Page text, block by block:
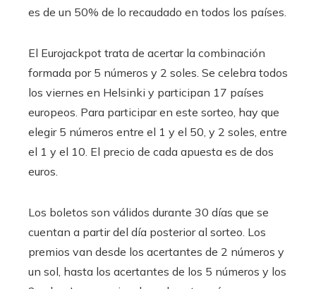
es de un 50% de lo recaudado en todos los países.
El Eurojackpot trata de acertar la combinación
formada por 5 números y 2 soles. Se celebra todos
los viernes en Helsinki y participan 17 países
europeos. Para participar en este sorteo, hay que
elegir 5 números entre el 1 y el 50, y 2 soles, entre
el 1 y el 10. El precio de cada apuesta es de dos
euros.
Los boletos son válidos durante 30 días que se
cuentan a partir del día posterior al sorteo. Los
premios van desde los acertantes de 2 números y
un sol, hasta los acertantes de los 5 números y los